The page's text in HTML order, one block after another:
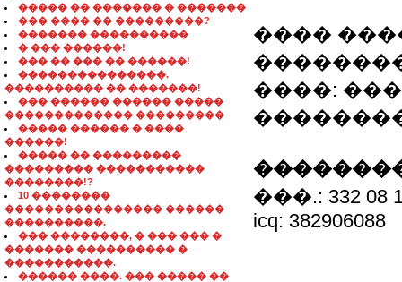
����� �� ������� � �������
��� ���� �� ���������?
������� ����������
� ��� ������!
��� �� ��� �� ������!
���������������.
���������� �� �������!
��� ������ ������ �����
������������� ���������
����� ������ � ����
������!
����� �� ���������
��������� �����������
��������!?
10 ��������
���������������� ������
����������.
��� ��������, � ��� ��� �
������� ���������� �
�����������.
������ ����. ��� ����� ��
����
����:
���.: 332 08
icq: 382906088